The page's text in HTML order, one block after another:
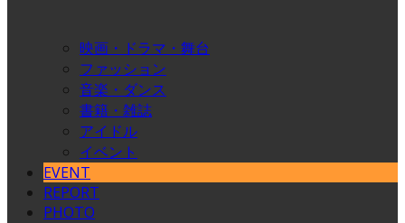
映画・ドラマ・舞台
ファッション
音楽・ダンス
書籍・雑誌
アイドル
イベント
EVENT
REPORT
PHOTO